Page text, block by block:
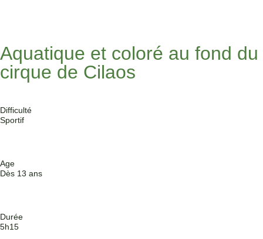
Aquatique et coloré au fond du
cirque de Cilaos
Difficulté
Sportif
Age
Dès 13 ans
Durée
5h15